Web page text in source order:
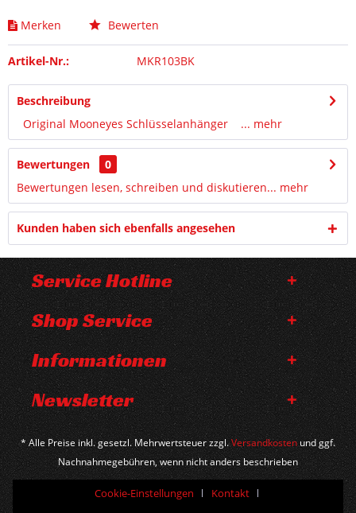
Merken Bewerten
Artikel-Nr.: MKR103BK
Beschreibung
Original Mooneyes Schlüsselanhänger ... mehr
Bewertungen
0
Bewertungen lesen, schreiben und diskutieren... mehr
Kunden haben sich ebenfalls angesehen
Service Hotline
Shop Service
Informationen
Newsletter
* Alle Preise inkl. gesetzl. Mehrwertsteuer zzgl.Versandkosten und ggf.
Nachnahmegebühren, wenn nicht anders beschrieben
Cookie-Einstellungen Kontakt